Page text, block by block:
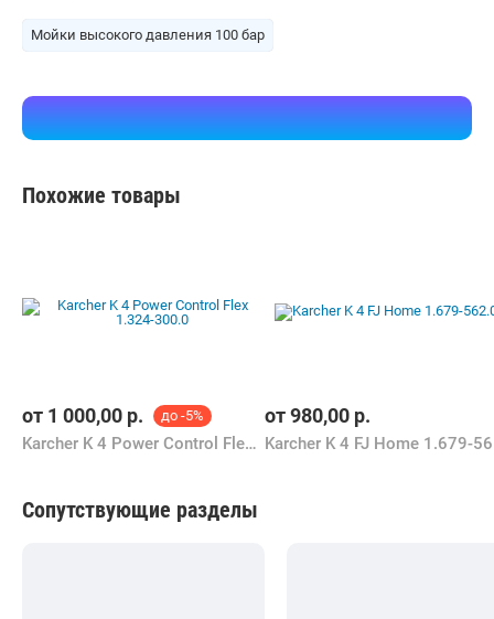
Мойки высокого давления 100 бар
Похожие товары
от 1 000,00 р. до -5%
Karcher K 4 Power Control Flex 1.324-300.0
от980,00 р.
Сопутствующие разделы